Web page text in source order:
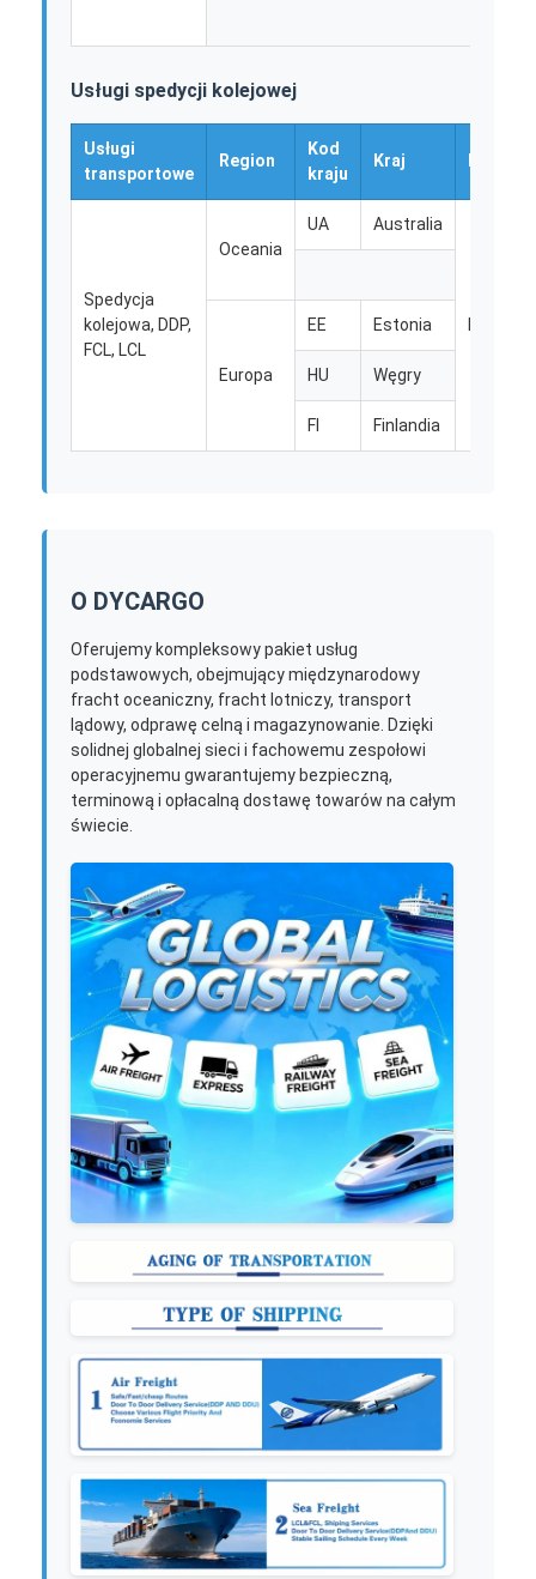
Usługi spedycji kolejowej
Usługi
transportowe
Region
Kod
kraju
Kraj
Spedycja
kolejowa, DDP,
FCL, LCL
Oceania
UA Australia
Europa
EE Estonia
HU Węgry
FI Finlandia
O DYCARGO
Oferujemy kompleksowy pakiet usług
podstawowych, obejmujący międzynarodowy
fracht oceaniczny, fracht lotniczy, transport
lądowy, odprawę celną i magazynowanie. Dzięki
solidnej globalnej sieci i fachowemu zespołowi
operacyjnemu gwarantujemy bezpieczną,
terminową i opłacalną dostawę towarów na całym
świecie.